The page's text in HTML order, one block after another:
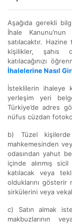
Aşağıda gerekli
İhale
satılacaktır. Hazine
kişilikler, şahıs
katılacağınızı
İhalelerine Nasıl
İsteklilerin ihaleye
yerleşim yeri
Türkiye’de adres
nüfus cüzdan
b) Tüzel
mahkemesinden
odasından yahut
içinde alınmış
katılacak veya
olduklarını
sirkülerini veya
c) Satın almak
makbuzlarının